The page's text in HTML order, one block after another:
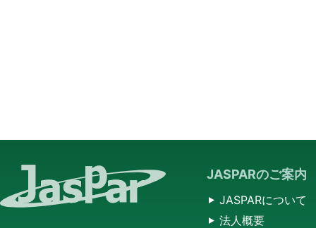
JASPARのご案内
JASPARについて
法人概要